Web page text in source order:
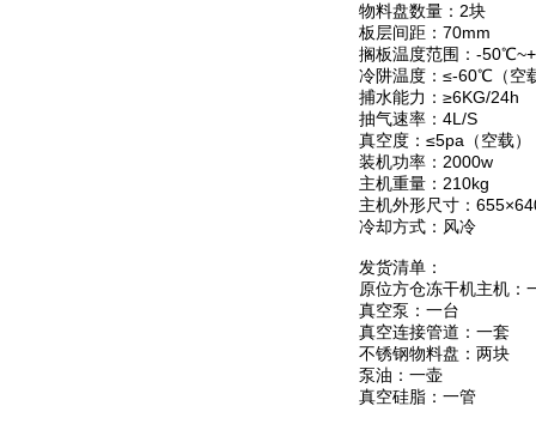
物料盘数量：2块
板层间距：70mm
搁板温度范围：-
冷阱温度：≤-60℃（空
捕水能力：≥6KG/24h
抽气速率：4L/S
真空度：≤5pa（空载）
装机功率：2000w
主机重量：210kg
主机外形尺寸：
冷却方式：风冷
发货清单：
原位方仓冻干机主机：
真空泵：一台
真空连接管道：一套
不锈钢物料盘：两块
泵油：一壶
真空硅脂：一管